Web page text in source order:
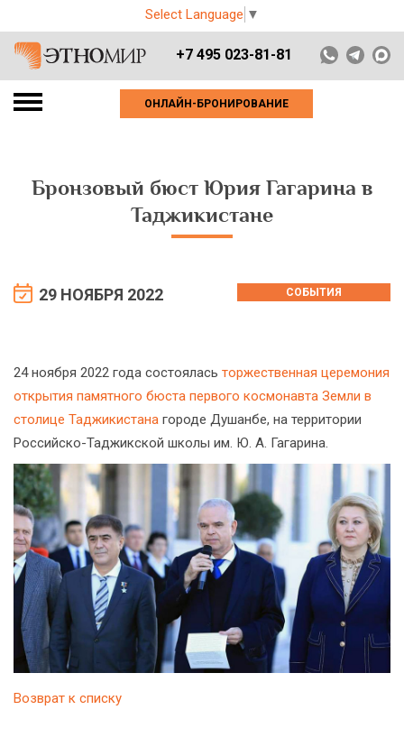
Select Language ▼
+7 495 023-81-81
ОНЛАЙН-БРОНИРОВАНИЕ
Бронзовый бюст Юрия Гагарина в
Таджикистане
29 НОЯБРЯ 2022 СОБЫТИЯ
24 ноября 2022 года состоялась торжественная церемония
открытия памятного бюста первого космонавта Земли в
столице Таджикистана городе Душанбе, на территории
Российско-Таджикской школы им. Ю. А. Гагарина.
Возврат к списку